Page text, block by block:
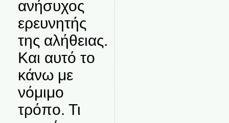
ανήσυχος
ερευνητής
της αλήθειας.
Και αυτό το
κάνω με
νόμιμο
τρόπο. Τι